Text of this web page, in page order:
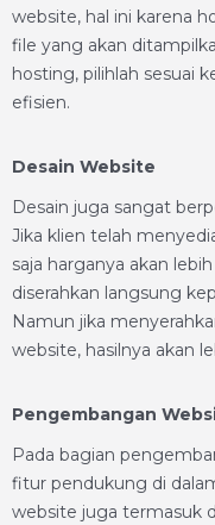
website, hal ini karena
file yang akan
hosting, pilihlah sesuai
efisien.
Desain Website
Desain juga sangat
Jika klien telah
saja harganya akan
diserahkan langsung
Namun jika
website, hasilnya akan
Pengembangan
Pada bagian
fitur pendukung di
website juga termasuk